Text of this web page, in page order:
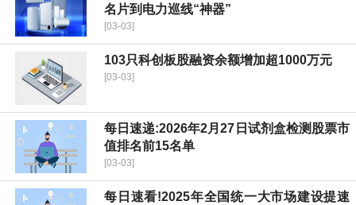
名片到电力巡线“神器”
[03-03]
103只科创板股融资余额增加超1000万元
[03-03]
每日速递:2026年2月27日试剂盒检测股票市
值排名前15名单
[03-03]
每日速看!2025年全国统一大市场建设提速